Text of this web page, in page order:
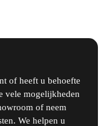
of heeft u behoefte
vele mogelijkheden
of neem
We helpen u